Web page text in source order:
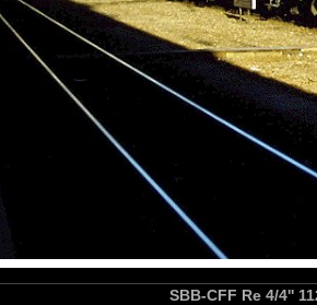
SBB-CFF Re 4/4''